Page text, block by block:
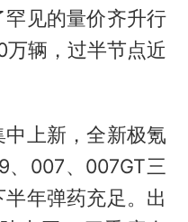
见的量价齐升行
辆，过半节点近
上新，全新极氪
、007、007GT三
年弹药充足。出